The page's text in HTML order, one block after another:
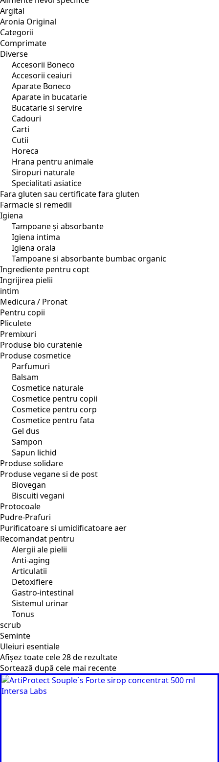
Argital
Aronia Original
Categorii
Comprimate
Diverse
Accesorii Boneco
Accesorii ceaiuri
Aparate Boneco
Aparate in bucatarie
Bucatarie si servire
Cadouri
Carti
Cutii
Horeca
Hrana pentru animale
Siropuri naturale
Specialitati asiatice
Fara gluten sau certificate fara gluten
Farmacie si remedii
Igiena
Tampoane și absorbante
Igiena intima
Igiena orala
Tampoane si absorbante bumbac organic
Ingrediente pentru copt
Ingrijirea pielii
intim
Medicura / Pronat
Pentru copii
Pliculete
Premixuri
Produse bio curatenie
Produse cosmetice
Parfumuri
Balsam
Cosmetice naturale
Cosmetice pentru copii
Cosmetice pentru corp
Cosmetice pentru fata
Gel dus
Sampon
Sapun lichid
Produse solidare
Produse vegane si de post
Biovegan
Biscuiti vegani
Protocoale
Pudre-Prafuri
Purificatoare si umidificatoare aer
Recomandat pentru
Alergii ale pielii
Anti-aging
Articulatii
Detoxifiere
Gastro-intestinal
Sistemul urinar
Tonus
scrub
Seminte
Uleiuri esentiale
Afișez toate cele 28 de rezultateSortat
cele